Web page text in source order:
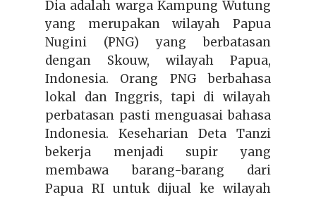
Dia adalah warga Kampung Wutung
yang merupakan wilayah Papua
Nugini (PNG) yang berbatasan
dengan Skouw, wilayah Papua,
Indonesia. Orang PNG berbahasa
lokal dan Inggris, tapi di wilayah
perbatasan pasti menguasai bahasa
Indonesia. Keseharian Deta Tanzi
bekerja menjadi supir yang
membawa barang-barang dari
Papua RI untuk dijual ke wilayah